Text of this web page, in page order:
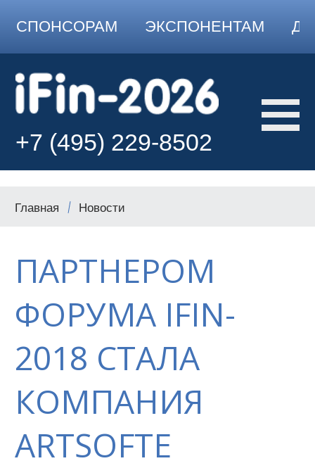
СПОНСОРАМ ЭКСПОНЕНТАМ
+7 (495) 229-8502
Главная Новости
ПАРТНЕРОМ
ФОРУМА IFIN-
2018 СТАЛА
КОМПАНИЯ
ARTSOFTE